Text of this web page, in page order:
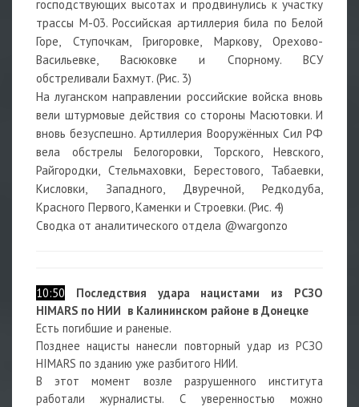
господствующих высотах и продвинулись к участку
трассы М-03. Российская артиллерия била по Белой
Горе, Ступочкам, Григоровке, Маркову, Орехово-
Васильевке, Васюковке и Спорному. ВСУ
обстреливали Бахмут. (Рис. 3)
На луганском направлении российские войска вновь
вели штурмовые действия со стороны Масютовки. И
вновь безуспешно. Артиллерия Вооружённых Сил РФ
вела обстрелы Белогоровки, Торского, Невского,
Райгородки, Стельмаховки, Берестового, Табаевки,
Кисловки, Западного, Двуречной, Редкодуба,
Красного Первого, Каменки и Строевки. (Рис. 4)
Сводка от аналитического отдела @wargonzo
10:50
Последствия удара нацистами из РСЗО
HIMARS по НИИ в Калининском районе в Донецке
Есть погибшие и раненые.
Позднее нацисты нанесли повторный удар из РСЗО
HIMARS по зданию уже разбитого НИИ.
В этот момент возле разрушенного института
работали журналисты. С уверенностью можно